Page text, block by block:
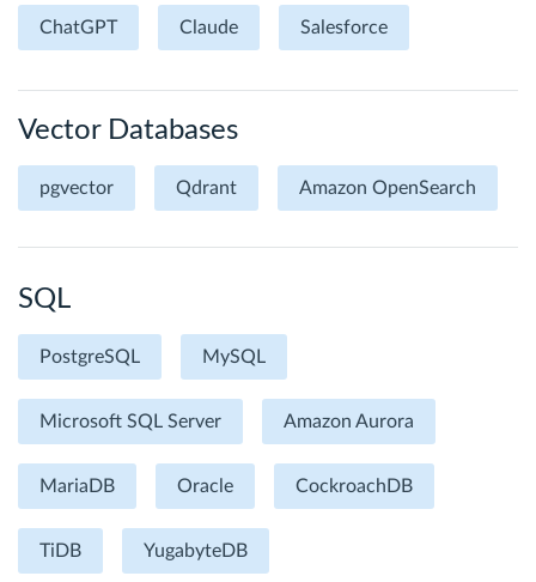
ChatGPT Claude Salesforce
Vector Databases
pgvector Qdrant Amazon OpenSearch
SQL
PostgreSQL MySQL
Microsoft SQL Server Amazon Aurora
MariaDB Oracle CockroachDB
TiDB YugabyteDB